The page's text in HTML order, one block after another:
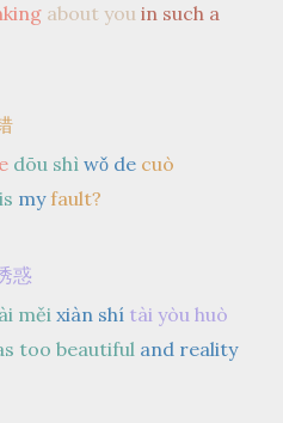
about you in such a
dōu shì wǒ de cuò
my fault?
惑
měi xiàn shí tài yòu huò
too beautiful and reality